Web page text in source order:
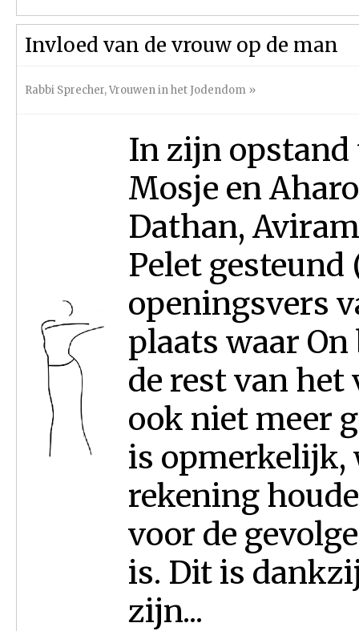
Invloed van de vrouw op de man
Rabbi Sprecher,Vrouwen in het Jodendom »
In zijn opstand
Mosje en
Dathan,
Pelet gesteund
openingsvers
plaats waar
de rest van
ook niet meer
is opmerkelijk,
rekening
voor de
is. Dit is
zijn...